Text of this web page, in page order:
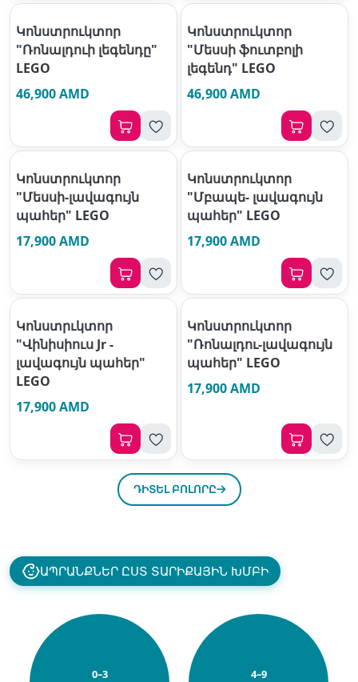
Կոնստրուկտոր
"Ռոնալդուի լեգենդը"
LEGO
46,900 AMD
Կոնստրուկտոր
"Մեսսի ֆուտբոլի
լեգենդ" LEGO
46,900 AMD
Կոնստրուկտոր
"Մեսսի-լավագույն
պահեր" LEGO
17,900 AMD
Կոնստրուկտոր
"Մբապե- լավագույն
պահեր" LEGO
17,900 AMD
Կոնստրւկտոր
"Վինիսիուս Jr -
լավագույն պահեր"
LEGO
17,900 AMD
Կոնստրուկտոր
"Ռոնալդու-լավագույն
պահեր" LEGO
17,900 AMD
ԴԻՏԵԼ ԲՈԼՈՐԸ
ԱՊՐԱՆՔՆԵՐ ԸՍՏ ՏԱՐԻՔԱՅԻՆ ԽՄԲԻ
0–3
4–9